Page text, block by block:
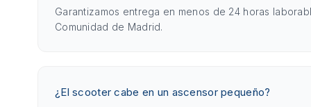
Garantizamos entrega en menos de 24 horas
Comunidad de Madrid.
¿El scooter cabe en un ascensor pequeño?